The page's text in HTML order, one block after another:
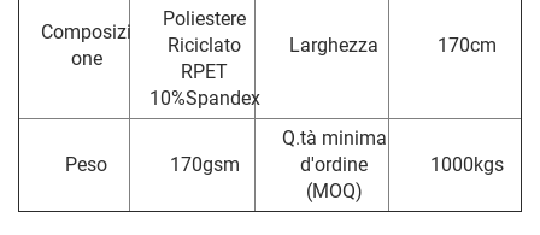
Composizi
one
Poliestere
Riciclato
RPET
10%Spandex
Larghezza 170cm
Peso 170gsm
Q.tà minima
d'ordine
(MOQ)
1000kgs